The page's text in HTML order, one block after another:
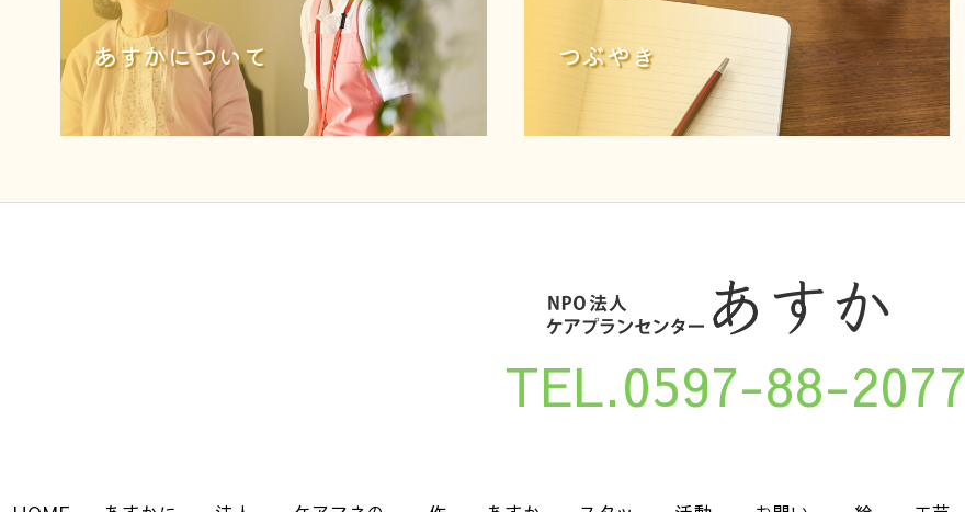
あすかについて つぶやき
TEL.0597-88-2077